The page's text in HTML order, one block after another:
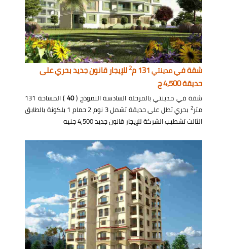
شقة فيمدينتي 2للإيجار قانون جديد بحري على
حديقة 4,500 ج
شقة في مدينتي بالمرحلة السادسة النموذج (40
) المساحة 131
متر2
بحري تطل على حديقة تشمل 3 نوم 2 حمام 1 بلكونة بالطابق
الثالث تشطيب الشركة للإيجار قانون جديد 4,500 جنيه